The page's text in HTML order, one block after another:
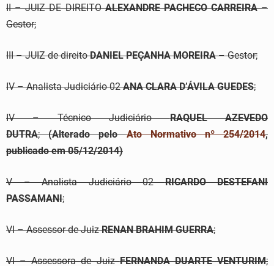
II – JUIZ DE DIREITOALEXANDRE PACHECO CARREIRA–
Gestor;
III – JUIZ de direitoDANIEL PEÇANHA MOREIRA– Gestor;
IV – Analista Judiciário 02ANA CLARA D’ÁVILA GUEDES;
IV – Técnico JudiciárioRAQUEL AZEVEDO
DUTRA;(Alterado peloAto Normativo nº 254/2014,
publicado em 05/12/2014)
V – Analista Judiciário 02RICARDO DESTEFANI
PASSAMANI;
VI – Assessor de JuizRENAN BRAHIM GUERRA;
VI – Assessora de JuizFERNANDA DUARTE VENTURIM;